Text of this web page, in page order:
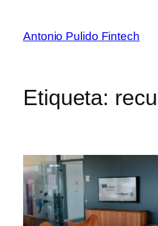
Antonio Pulido Fintech
Etiqueta: